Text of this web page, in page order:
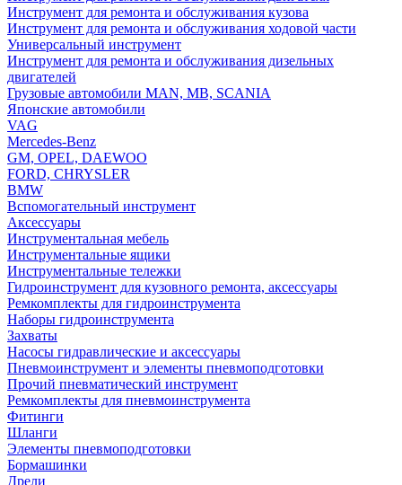
Инструмент для ремонта и обслуживания кузова
Инструмент для ремонта и обслуживания ходовой части
Универсальный инструмент
Инструмент для ремонта и обслуживания дизельных
двигателей
Грузовые автомобили MAN, MB, SCANIA
Японские автомобили
VAG
Mercedes-Benz
GM, OPEL, DAEWOO
FORD, CHRYSLER
BMW
Вспомогательный инструмент
Аксессуары
Инструментальная мебель
Инструментальные ящики
Инструментальные тележки
Гидроинструмент для кузовного ремонта, аксессуары
Ремкомплекты для гидроинструмента
Наборы гидроинструмента
Захваты
Насосы гидравлические и аксессуары
Пневмоинструмент и элементы пневмоподготовки
Прочий пневматический инструмент
Ремкомплекты для пневмоинструмента
Фитинги
Шланги
Элементы пневмоподготовки
Бормашинки
Дрели